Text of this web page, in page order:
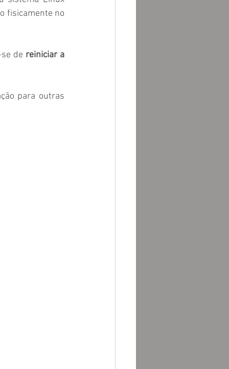
fisicamente no
de reiniciar a
para outras